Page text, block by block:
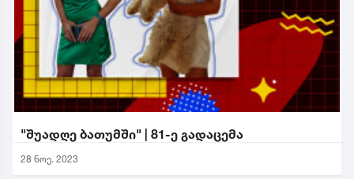
"შუადღე ბათუმში" | 81-ე გადაცემა
28 ნოე. 2023